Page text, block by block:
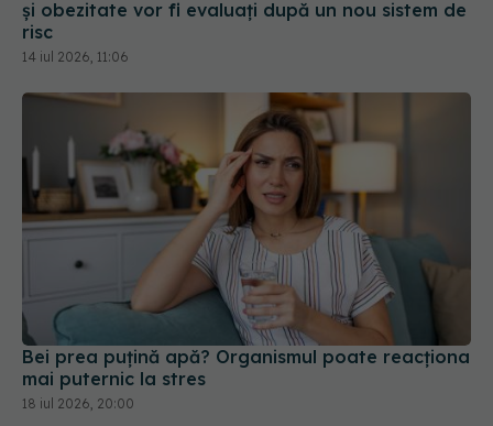
14 iul 2026, 11:06
Bei prea puțină apă? Organismul poate reacționa
mai puternic la stres
18 iul 2026, 20:00